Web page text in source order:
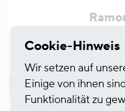
E-Mail
Cookie-Hinweis
Wir setzen auf
Einige von ihnen
Funktionalität zu